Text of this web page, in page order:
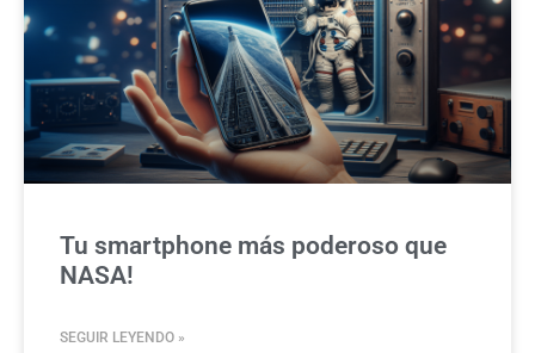
Tu smartphone más poderoso que
NASA!
SEGUIR LEYENDO »